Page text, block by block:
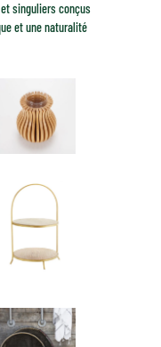
singuliers conçus
et une naturalité